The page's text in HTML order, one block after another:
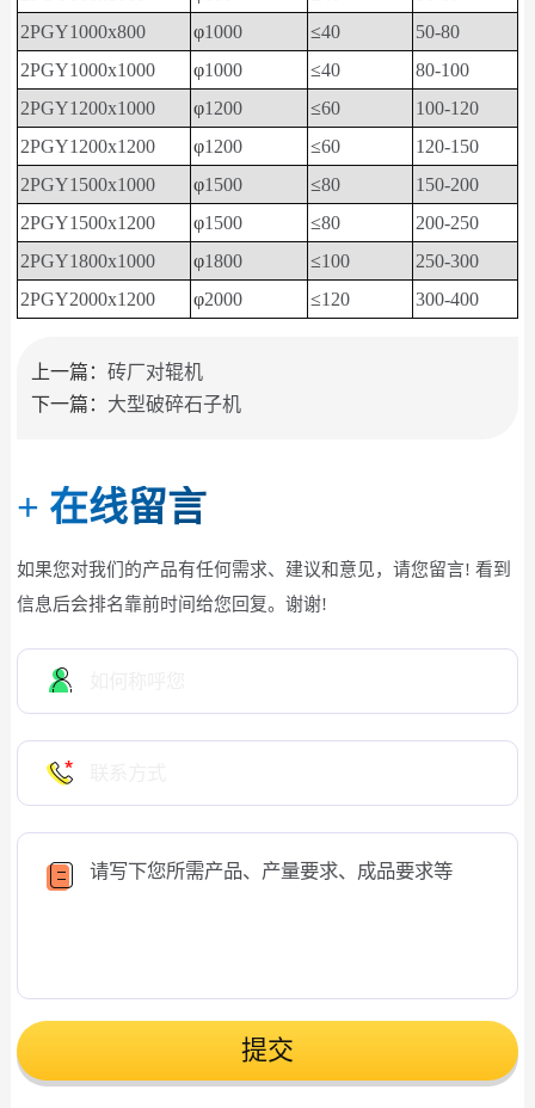
2PGY1000x800
φ1000 ≤40
50-80
2PGY1000x1000
φ1000 ≤40
80-100
2PGY1200x1000
φ1200 ≤60
100-120
2PGY1200x1200
φ1200 ≤60
120-150
2PGY1500x1000
φ1500 ≤80
150-200
2PGY1500x1200
φ1500 ≤80
200-250
2PGY1800x1000
φ1800 ≤100
250-300
2PGY2000x1200
φ2000 ≤120 300-400
上一篇： 砖厂对辊机
下一篇： 大型破碎石子机
+ 在线留言
如果您对我们的产品有任何需求、建议和意见，请您留言! 看到
信息后会排名靠前时间给您回复。谢谢!
提交